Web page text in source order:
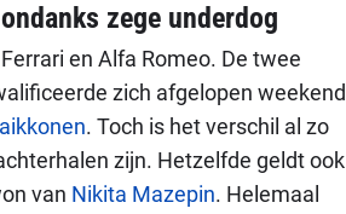
zege underdog
en Alfa Romeo. De twee
zich afgelopen weekend
. Toch is het verschil al zo
zijn. Hetzelfde geldt ook
van Nikita Mazepin. Helemaal